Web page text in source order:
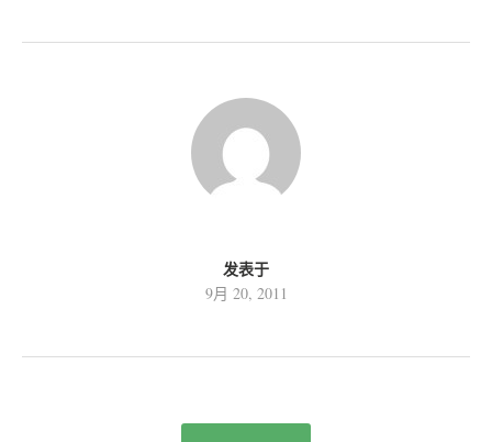
发表于
9月 20, 2011